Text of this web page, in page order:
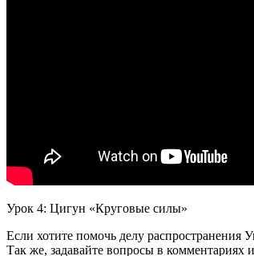
Урок 4: Цигун «Круговые силы»
Если хотите помочь делу распространения
Так же, задавайте вопросы в